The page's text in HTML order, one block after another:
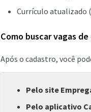
Currículo atualizado
Como buscar vagas
Após o cadastro, você
Pelo site
Pelo aplicativo